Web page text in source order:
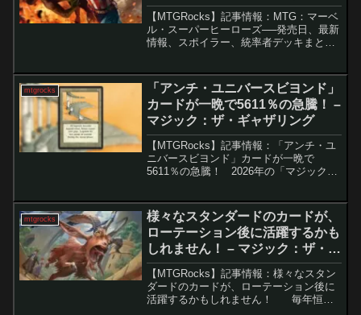
– マジック：ザ・ギャザリング
【MTGRocks】記事情報：MTG：マーベ
ル・スーパーヒーローズ──発売日、最新
情報、スポイラー、統率者デッキまと
ースが予定されている『マーベ...
mtgrocks
「アンチ・ユニバースビヨンド」
カードが一晩で5611％の急騰！ –
マジック：ザ・ギャザリング
【MTGRocks】記事情報：「アンチ・ユ
ニバースビヨンド」カードが一晩で
5611％の急騰！ 2026年の「マジック：
（UB）製品が過去最多となる4セット予
定され、...
mtgrocks
様々なスタンダードのカードが、
ローテーション後に活躍するかも
しれません！ – マジック：ザ・ギ
ャザリング
【MTGRocks】記事情報：様々なスタン
ダードのカードが、ローテーション後に
活躍するかもしれません！ 毎年恒例